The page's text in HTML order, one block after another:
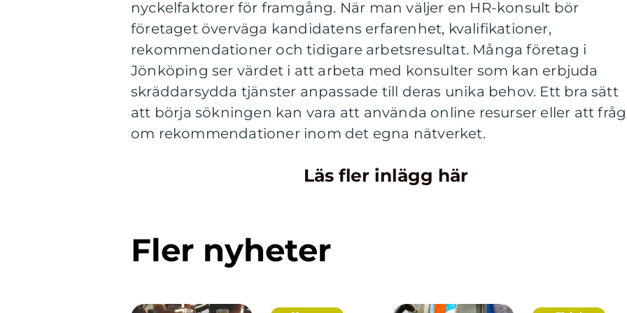
nyckelfaktorer för framgång. När man väljer en HR-konsult bör
företaget överväga kandidatens erfarenhet, kvalifikationer,
rekommendationer och tidigare arbetsresultat. Många företag i
Jönköping ser värdet i att arbeta med konsulter som kan erbjuda
skräddarsydda tjänster anpassade till deras unika behov. Ett bra sätt
att börja sökningen kan vara att använda online resurser eller att
om rekommendationer inom det egna nätverket.
Läs fler inlägg här
Fler nyheter